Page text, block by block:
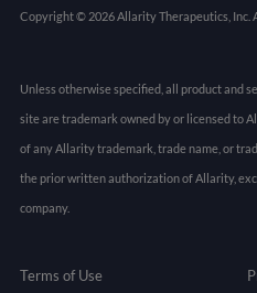
Copyright © 2026 Allarity Therapeutics, Inc.
Unless otherwise specified, all product and
site are trademark owned by or licensed to
of any Allarity trademark, trade name, or
the prior written authorization of Allarity,
company.
Terms of Use